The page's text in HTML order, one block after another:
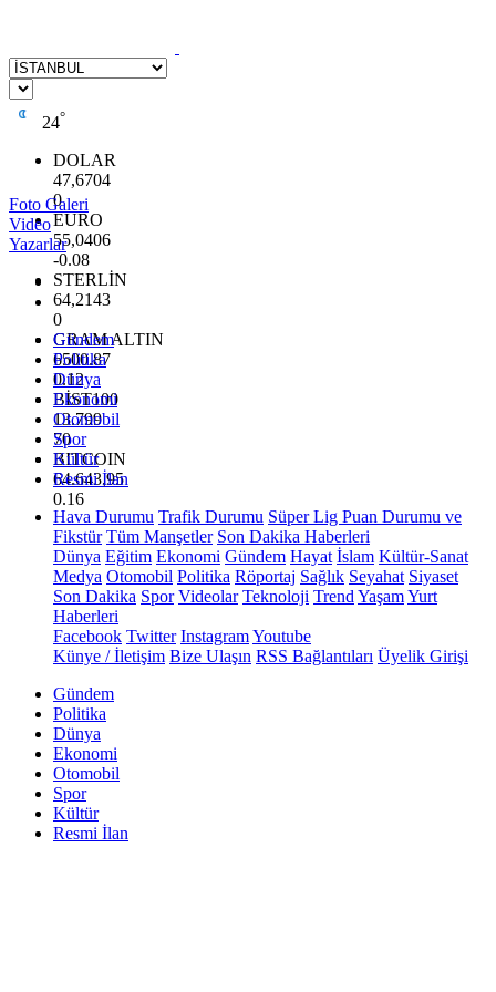
24°
DOLAR
47,6704
0
EURO
55,0406
-0.08
STERLİN
64,2143
0
GRAM ALTIN
6500.87
0.12
BİST100
13.799
70
BITCOIN
64.643,95
0.16
Foto Galeri
Video
Yazarlar
Gündem
Politika
Dünya
Ekonomi
Otomobil
Spor
Kültür
Resmi İlan
Hava Durumu Trafik Durumu Süper Lig Puan Durumu ve
Fikstür Tüm Manşetler Son Dakika Haberleri
Dünya Eğitim Ekonomi Gündem Hayat İslam Kültür-Sanat
Medya Otomobil Politika Röportaj Sağlık Seyahat Siyaset
Son Dakika Spor Videolar Teknoloji Trend YaşamYurt
Haberleri
Facebook Twitter InstagramYoutube
Künye / İletişim Bize Ulaşın RSS Bağlantıları Üyelik Girişi
Gündem
Politika
Dünya
Ekonomi
Otomobil
Spor
Kültür
Resmi İlan